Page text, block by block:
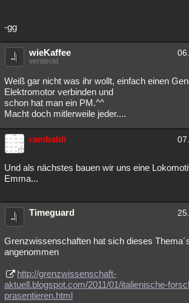
-gg
wieKaffee
versteckt
Weiß gar nicht was ihr wollt, einfach einen
Elektromotor verbinden und
schon hat man ein PM.^^
Macht doch mitlerweile jeder....
rambaldi
Und als nächstes bauen wir uns eine
Emma...
Timeguard
Grenzwissenschaften hat sich dieses
angenommen
http://grenzwissenschaft-
aktuell.blogspot.com/2011/01/italienische-
prasentieren.html